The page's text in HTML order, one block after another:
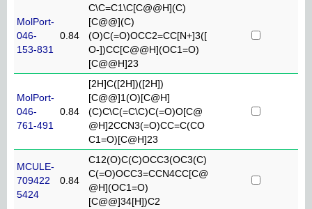
MolPort-
046-
153-831
0.84
C\C=C1\C[C@@H](C)
[C@@](C)
(O)C(=O)OCC2=CC[N+]3([
O-])CC[C@@H](OC1=O)
[C@@H]23
MolPort-
046-
761-491
0.84
[2H]C([2H])([2H])
[C@@]1(O)[C@H]
(C)C\C(=C\C)C(=O)O[C@
@H]2CCN3(=O)CC=C(CO
C1=O)[C@H]23
MCULE-
709422
5424
0.84
C12(O)C(C)OCC3(OC3(C)
C(=O)OCC3=CCN4CC[C@
@H](OC1=O)
[C@@]34[H])C2